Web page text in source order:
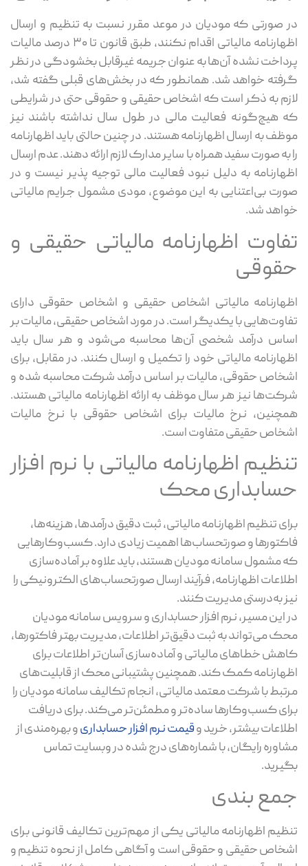
در صورتی که مودیان در موعد مقرر نسبت به تنظیم و ارسال
اظهارنامه مالیاتی اقدام نکنند، طبق قانون تا ۳۰ درصد مالیات
پرداخت‌ نشده آن‌ها به ‌عنوان جریمه غیرقابل ‌بخشودگی در نظر
گرفته خواهد شد. همانطور که در بخش‌های قبلی گفته شد،
لازم به ذکر است که اشخاص حقیقی و حقوقی حتی در شرایطی
که هیچ‌گونه فعالیت مالی در طول سال نداشته باشند نیز
موظف به ارسال اظهارنامه هستند. در چنین حالتی باید اظهارنامه
را به ‌صورت سفید همراه با سایر مدارک لازم ارائه دهند. عدم ارسال
اظهارنامه به دلیل نبود فعالیت مالی توجیه‌ پذیر نیست و در
صورت بی‌اعتنایی به این موضوع، مودی مشمول جرایم مالیاتی
خواهد شد.
تفاوت اظهارنامه مالیاتی حقیقی و
حقوقی
اظهارنامه مالیاتی اشخاص حقیقی و اشخاص حقوقی دارای
تفاوت‌هایی با یکدیگر است. در مورد اشخاص حقیقی، مالیات بر
اساس درآمد شخصی آن‌ها محاسبه می‌شود و هر سال باید
اظهارنامه مالیاتی خود را تکمیل و ارسال کنند. در مقابل، برای
اشخاص حقوقی، مالیات بر اساس درآمد شرکت محاسبه شده و
شرکت‌ها نیز هر سال موظف به ارائه اظهارنامه مالیاتی هستند.
همچنین، نرخ مالیات برای اشخاص حقوقی با نرخ مالیات
اشخاص حقیقی متفاوت است.
تنظیم اظهارنامه مالیاتی با نرم افزار
حسابداری محک
برای تنظیم اظهارنامه مالیاتی، ثبت دقیق درآمدها، هزینه‌ها،
فاکتورها و صورتحساب‌ها اهمیت زیادی دارد. کسب‌وکارهایی
که مشمول سامانه مودیان هستند، باید علاوه بر آماده‌سازی
اطلاعات اظهارنامه، فرآیند ارسال صورتحساب‌های الکترونیکی را
نیز به‌درستی مدیریت کنند.
در این مسیر، نرم افزار حسابداری و سرویس سامانه مودیان
محک می‌تواند به ثبت دقیق‌تر اطلاعات، مدیریت بهتر فاکتورها،
کاهش خطاهای مالیاتی و آماده‌سازی آسان‌تر اطلاعات برای
اظهارنامه کمک کند. همچنین پشتیبانی محک از قابلیت‌های
مرتبط با شرکت معتمد مالیاتی، انجام تکالیف سامانه مودیان را
برای کسب‌وکارها ساده‌تر و مطمئن‌تر می‌کند. برای دریافت
اطلاعات بیشتر، خرید وقیمت نرم ‌افزار حسابداریو بهره‌مندی از
مشاوره رایگان، با شماره‌های درج شده در وبسایت تماس
بگیرید.
جمع بندی
تنظیم اظهارنامه مالیاتی یکی از مهم‌ترین تکالیف قانونی برای
اشخاص حقیقی و حقوقی است و آگاهی کامل از نحوه تنظیم و